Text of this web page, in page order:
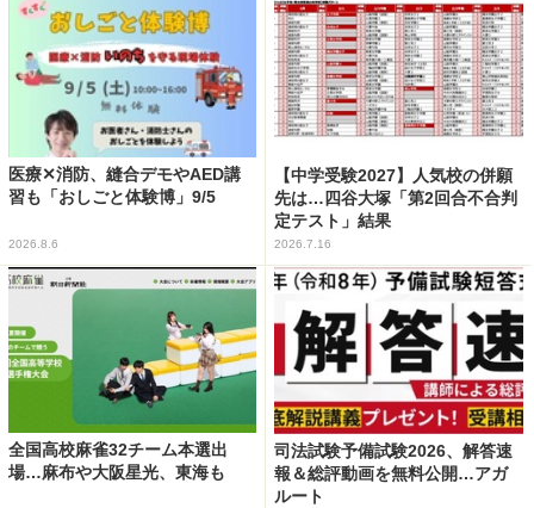
医療✕消防、縫合デモやAED講
習も「おしごと体験博」9/5
2026.8.6
【中学受験2027】人気校の併願
先は…四谷大塚「第2回合不合判
定テスト」結果
2026.7.16
全国高校麻雀32チーム本選出
場…麻布や大阪星光、東海も
司法試験予備試験2026、解答速
報＆総評動画を無料公開…アガ
ルート